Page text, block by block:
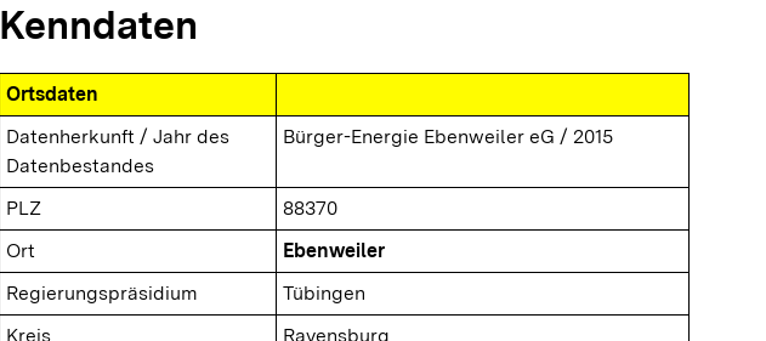
Kenndaten
Ortsdaten
Datenherkunft / Jahr des
Datenbestandes
Bürger-Energie Ebenweiler eG / 2015
PLZ
88370
Ort
Ebenweiler
Regierungspräsidium
Tübingen
Kreis
Ravensburg